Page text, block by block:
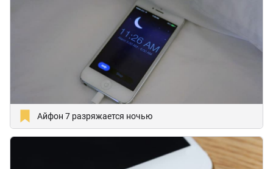
Айфон 7 разряжается ночью